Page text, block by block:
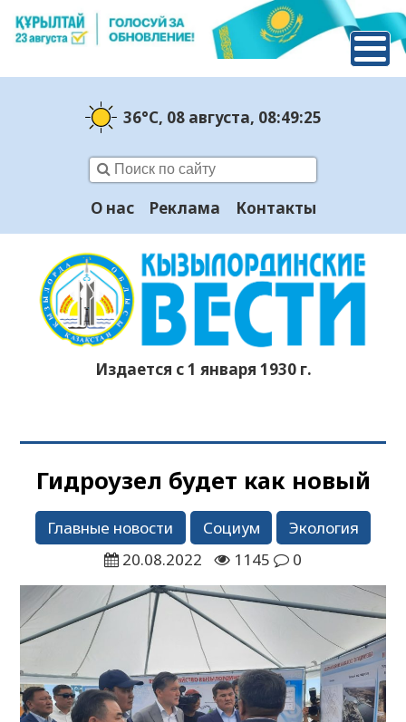
36°C, 08 августа, 08:49:26
О нас Реклама Контакты
Издается с 1 января 1930 г.
Гидроузел будет как новый
Главные новости Социум
Экология
20.08.2022
1145 0